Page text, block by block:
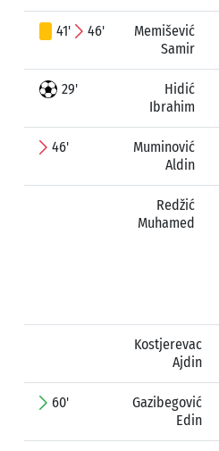
41' 46'
Memišević
Samir
29'
Hidić
Ibrahim
46'
Muminović
Aldin
Redžić
Muhamed
Kostjerevac
Ajdin
60'
Gazibegović
Edin